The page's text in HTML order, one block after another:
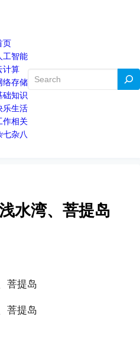
页
工智能
计算
络存储
础知识
乐生活
作相关
七杂八
搜
水湾、菩提岛